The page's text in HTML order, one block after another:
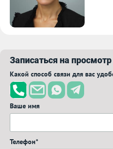
Записаться на просмотр
Какой способ связи для вас
Ваше имя
Телефон*